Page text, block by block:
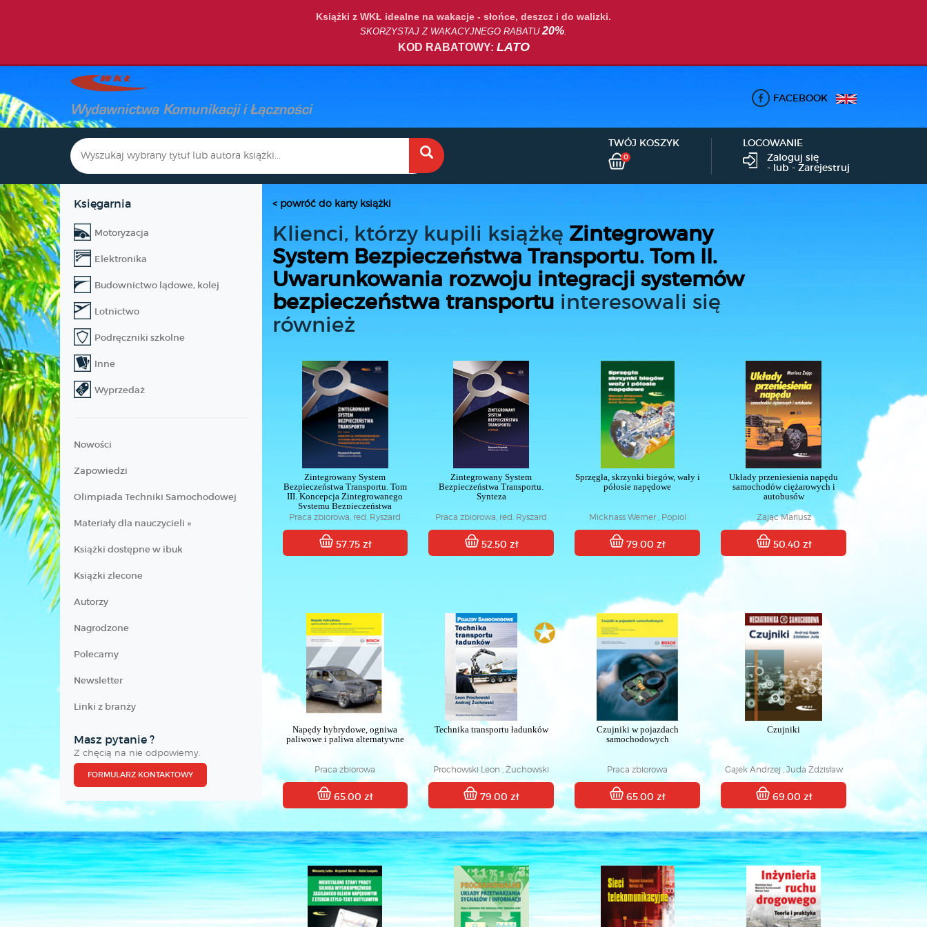
Książki z WKŁ idealne na wakacje - słońce, deszcz i do walizki.
SKORZYSTAJ Z WAKACYJNEGO RABATU20%.
KOD RABATOWY: LATO
FACEBOOK
TWÓJ KOSZYK
0
LOGOWANIE
Zaloguj się
- lub - Zarejestruj
Księgarnia
Motoryzacja
Elektronika
Budownictwo lądowe, kolej
Lotnictwo
Podręczniki szkolne
Inne
Wyprzedaż
Nowości
Zapowiedzi
Olimpiada Techniki Samochodowej
Materiały dla nauczycieli »
Książki dostępne w ibuk
Książki zlecone
Autorzy
Nagrodzone
Polecamy
Newsletter
Linki z branży
Masz pytanie ?
Z chęcią na nie odpowiemy.
FORMULARZ KONTAKTOWY
< powróć do karty książki
Klienci, którzy kupili książkę Zintegrowany
System Bezpieczeństwa Transportu. Tom II.
Uwarunkowania rozwoju integracji systemów
bezpieczeństwa transportu interesowali się
również
Zintegrowany System
Bezpieczeństwa Transportu. Tom
III. Koncepcja Zintegrowanego
Systemu Bezpieczeństwa
Transportu w Polsce
Praca zbiorowa, red. Ryszard
Krystek
57.75 zł
Zintegrowany System
Bezpieczeństwa Transportu.
Synteza
Praca zbiorowa, red. Ryszard
Krystek
52.50 zł
Sprzęgła, skrzynki biegów, wały i
półosie napędowe
Micknass Werner , Popiol
Rainer , Sprenger Axel
79.00 zł
Układy przeniesienia napędu
samochodów ciężarowych i
autobusów
Zając Mariusz
50.40 zł
Napędy hybrydowe, ogniwa
paliwowe i paliwa alternatywne
Praca zbiorowa
65.00 zł
✪
Technika transportu ładunków
Prochowski Leon , Żuchowski
Andrzej
79.00 zł
Czujniki w pojazdach
samochodowych
Praca zbiorowa
65.00 zł
Czujniki
Gajek Andrzej , Juda Zdzisław
69.00 zł